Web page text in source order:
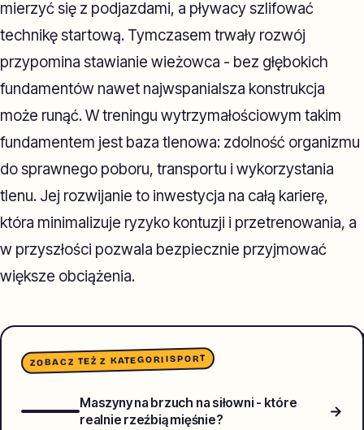
mierzyć się z podjazdami, a pływacy szlifować
technikę startową. Tymczasem trwały rozwój
przypomina stawianie wieżowca - bez głębokich
fundamentów nawet najwspanialsza konstrukcja
może runąć. W treningu wytrzymałościowym takim
fundamentem jest baza tlenowa: zdolność organizmu
do sprawnego poboru, transportu i wykorzystania
tlenu. Jej rozwijanie to inwestycja na całą karierę,
która minimalizuje ryzyko kontuzji i przetrenowania, a
w przyszłości pozwala bezpiecznie przyjmować
większe obciążenia.
ZOBACZ TEŻ Z KATEGORIISPORT
Maszyny na brzuch na siłowni - które
realnie rzeźbią mięśnie?
→